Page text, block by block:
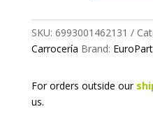
12kg.
cantidad
SKU: 6993001462131
Carrocería Brand: EuroPart
For orders outside our
us.